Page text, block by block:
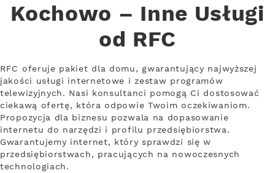
Kochowo – Inne Usługi
od RFC
RFC oferuje pakiet dla domu, gwarantujący najwyższej
jakości usługi internetowe i zestaw programów
telewizyjnych. Nasi konsultanci pomogą Ci dostosować
ciekawą ofertę, która odpowie Twoim oczekiwaniom.
Propozycja dla biznesu pozwala na dopasowanie
internetu do narzędzi i profilu przedsiębiorstwa.
Gwarantujemy internet, który sprawdzi się w
przedsiębiorstwach, pracujących na nowoczesnych
technologiach.